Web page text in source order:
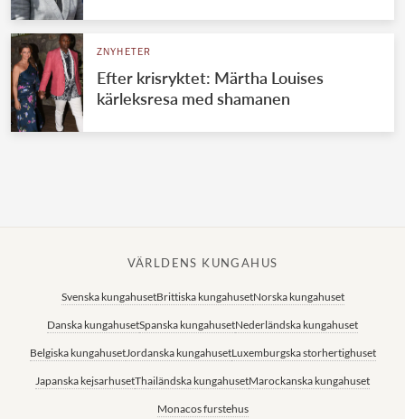
Jordanska kungahuset
Luxemburgska storhertighuset
Japanska kejsarhuset
ZNYHETER
Efter krisryktet: Märtha Louises
kärleksresa med shamanen
VÄRLDENS KUNGAHUS
Svenska kungahusetBrittiska kungahusetNorska kungahuset
Danska kungahusetSpanska kungahusetNederländska kungahuset
Belgiska kungahusetJordanska kungahusetLuxemburgska storhertighuset
Japanska kejsarhusetThailändska kungahusetMarockanska kungahuset
Monacos furstehus